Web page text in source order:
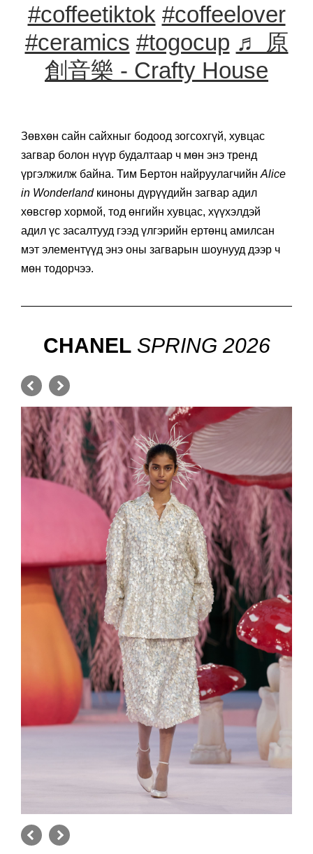
#coffeetiktok #coffeelover
#ceramics #togocup ♬ 原
創音樂 - Crafty House
Зөвхөн сайн сайхныг бодоод зогсохгүй, хувцас
загвар болон нүүр будалтаар ч мөн энэ тренд
үргэлжилж байна. Тим Бертон найруулагчийн Alice
in Wonderlandкиноны дүрүүдийн загвар адил
хөвсгөр хормой, тод өнгийн хувцас, хүүхэлдэй
адил үс засалтууд гээд үлгэрийн ертөнц амилсан
мэт элементүүд энэ оны загварын шоунууд дээр ч
мөн тодорчээ.
CHANELSPRING 2026